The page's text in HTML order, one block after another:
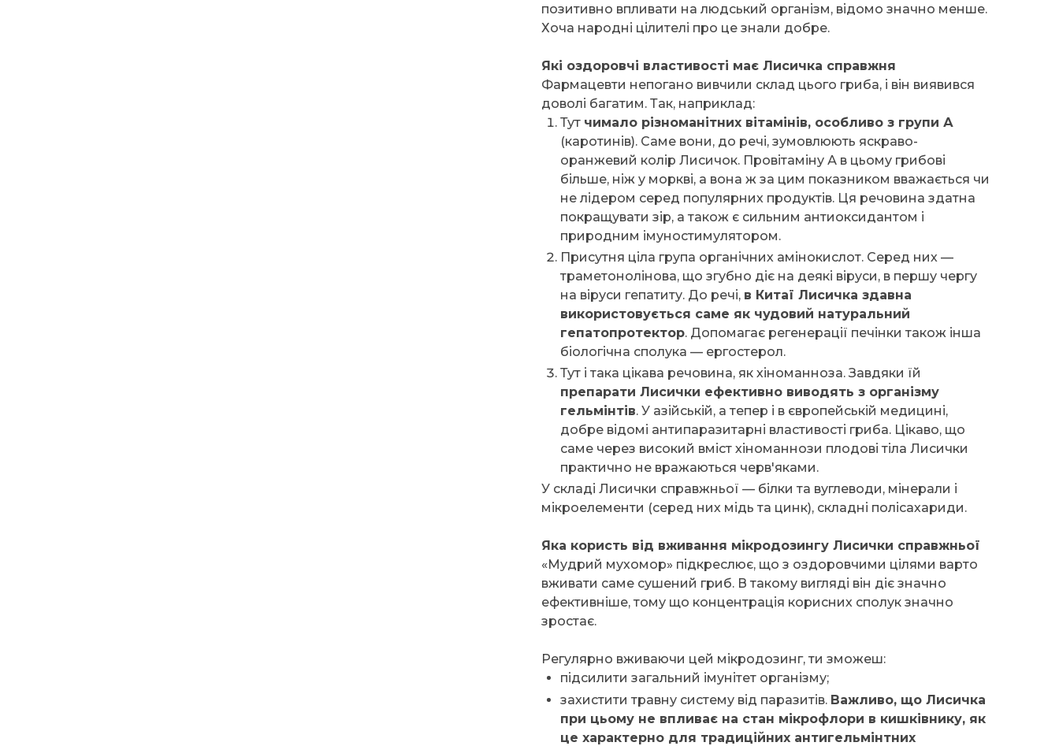
позитивно впливати на людський організм, відомо значно менше.
Хоча народні цілителі про це знали добре.
Які оздоровчі властивості має Лисичка справжня
Фармацевти непогано вивчили склад цього гриба, і він виявився
доволі багатим. Так, наприклад:
Тут чимало різноманітних вітамінів, особливо з групи А
(каротинів). Саме вони, до речі, зумовлюють яскраво-
оранжевий колір Лисичок. Провітаміну А в цьому грибові
більше, ніж у моркві, а вона ж за цим показником вважається чи
не лідером серед популярних продуктів. Ця речовина здатна
покращувати зір, а також є сильним антиоксидантом і
природним імуностимулятором.
Присутня ціла група органічних амінокислот. Серед них —
траметонолінова, що згубно діє на деякі віруси, в першу чергу
на віруси гепатиту. До речі, в Китаї Лисичка здавна
використовується саме як чудовий натуральний
гепатопротектор. Допомагає регенерації печінки також інша
біологічна сполука — ергостерол.
Тут і така цікава речовина, як хіноманноза. Завдяки їй
препарати Лисички ефективно виводять з організму
гельмінтів. У азійській, а тепер і в європейській медицині,
добре відомі антипаразитарні властивості гриба. Цікаво, що
саме через високий вміст хіноманнози плодові тіла Лисички
практично не вражаються черв'яками.
У складі Лисички справжньої — білки та вуглеводи, мінерали і
мікроелементи (серед них мідь та цинк), складні полісахариди.
Яка користь від вживання мікродозингу Лисички справжньої
«Мудрий мухомор» підкреслює, що з оздоровчими цілями варто
вживати саме сушений гриб. В такому вигляді він діє значно
ефективніше, тому що концентрація корисних сполук значно
зростає.
Регулярно вживаючи цей мікродозинг, ти зможеш:
підсилити загальний імунітет організму;
захистити травну систему від паразитів. Важливо, що Лисичка
при цьому не впливає на стан мікрофлори в кишківнику, як
це характерно для традиційних антигельмінтних